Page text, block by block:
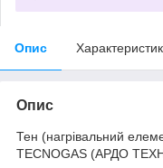
Опис
Опис
Тен (нагрівальний
TECNOGAS (АРДО